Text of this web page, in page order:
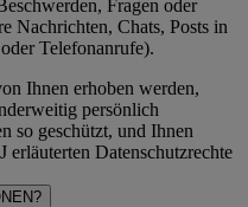
Fragen oder
Nachrichten, Chats, Posts in
Telefonanrufe).
Ihnen erhoben werden,
persönlich
so geschützt, und Ihnen
erläuterten Datenschutzrechte